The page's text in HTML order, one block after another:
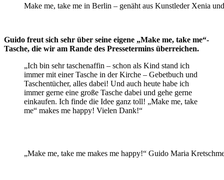
Make me, take me in Berlin – genäht aus Kunstleder Xenia
Guido freut sich sehr über seine eigene „Make me, take me“-
Tasche, die wir am Rande des Pressetermins überreichen.
„Ich bin sehr taschenaffin – schon als Kind stand ich
immer mit einer Tasche in der Kirche – Gebetbuch und
Taschentücher, alles dabei! Und auch heute habe ich
immer gerne eine große Tasche dabei und gehe gerne
einkaufen. Ich finde die Idee ganz toll! „Make me, take
me“ makes me happy! Vielen Dank!“
„Make me, take me makes me happy!“ Guido Maria